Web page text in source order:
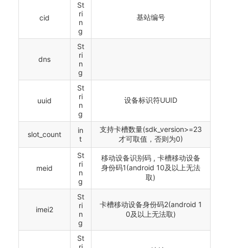
cid
St
ri
n
g
基站编号
dns
St
ri
n
g
uuid
St
ri
n
g
设备标识符UUID
slot_count
in
t
支持卡槽数量(sdk_version>=23
才可取值，否则为0)
meid
St
ri
n
g
移动设备识别码 , 卡槽移动设备
身份码1(android 10及以上无法
取)
imei2
St
ri
n
g
卡槽移动设备身份码2(android 1
0及以上无法取)
St